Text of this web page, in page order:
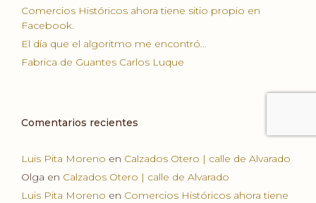
Comercios Históricos ahora tiene sitio propio en
Facebook.
El día que el algoritmo me encontró…
Fabrica de Guantes Carlos Luque
Comentarios recientes
Luis Pita Moreno en Calzados Otero | calle de Alvarado
Olga en Calzados Otero | calle de Alvarado
Luis Pita Moreno en Comercios Históricos ahora tiene